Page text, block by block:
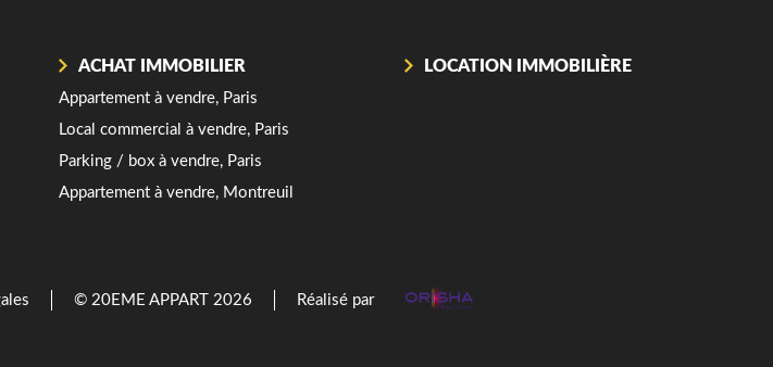
ACHAT IMMOBILIER
Appartement à vendre, Paris
Local commercial à vendre, Paris
Parking / box à vendre, Paris
Appartement à vendre, Montreuil
LOCATION IMMOBILIÈRE
© 20EME APPART 2026 Réalisé par